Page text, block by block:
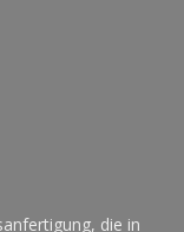
die in